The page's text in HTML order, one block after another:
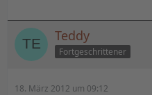
Teddy
Fortgeschrittener
18. März 2012 um 09:12